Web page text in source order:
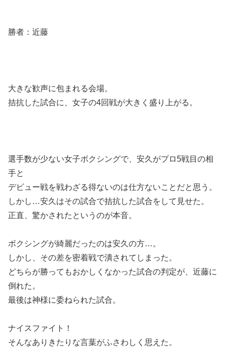
勝者：近藤
大きな歓声に包まれる会場。
拮抗した試合に、女子の4回戦が大きく盛り上がる。
選手数が少ない女子ボクシングで、安久がプロ5戦目の相
手と
デビュー戦を戦わざる得ないのは仕方ないことだと思う。
しかし…安久はその試合で拮抗した試合をして見せた。
正直、驚かされたというのが本音。
ボクシングが綺麗だったのは安久の方…。
しかし、その差を密着戦で潰されてしまった。
どちらが勝ってもおかしくなかった試合の判定が、近藤に
倒れた。
最後は神様に委ねられた試合。
ナイスファイト！
そんなありきたりな言葉がふさわしく思えた。